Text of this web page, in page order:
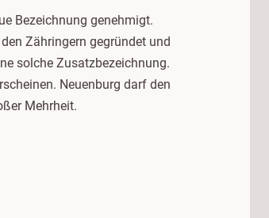
Bezeichnung genehmigt.
Zähringern gegründet und
solche Zusatzbezeichnung.
Neuenburg darf den
Mehrheit.